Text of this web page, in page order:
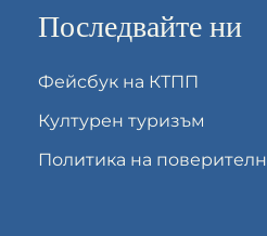
Последвайте ни
Фейсбук на КТПП
Културен туризъм
Политика на